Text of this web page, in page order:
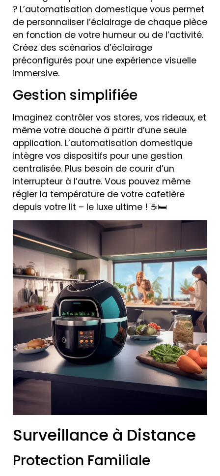
? L’automatisation domestique vous permet
de personnaliser l’éclairage de chaque pièce
en fonction de votre humeur ou de l’activité.
Créez des scénarios d’éclairage
préconfigurés pour une expérience visuelle
immersive.
Gestion simplifiée
Imaginez contrôler vos stores, vos rideaux, et
même votre douche à partir d’une seule
application. L’automatisation domestique
intègre vos dispositifs pour une gestion
centralisée. Plus besoin de courir d’un
interrupteur à l’autre. Vous pouvez même
régler la température de votre cafetière
depuis votre lit – le luxe ultime ! ☕🛏️
Surveillance à Distance
Protection Familiale